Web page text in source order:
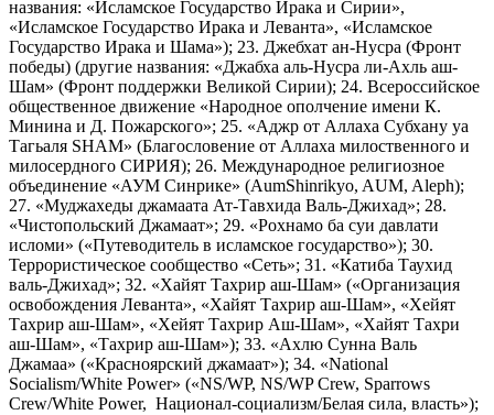
названия: «Исламское Государство Ирака и Сирии»,
«Исламское Государство Ирака и Леванта», «Исламское
Государство Ирака и Шама»); 23. Джебхат ан-Нусра (Фронт
победы) (другие названия: «Джабха аль-Нусра ли-Ахль аш-
Шам» (Фронт поддержки Великой Сирии); 24. Всероссийское
общественное движение «Народное ополчение имени К.
Минина и Д. Пожарского»; 25. «Аджр от Аллаха Субхану уа
Тагьаля SHAM» (Благословение от Аллаха милоственного и
милосердного СИРИЯ); 26. Международное религиозное
объединение «АУМ Синрике» (AumShinrikyo, AUM, Aleph);
27. «Муджахеды джамаата Ат-Тавхида Валь-Джихад»; 28.
«Чистопольский Джамаат»; 29. «Рохнамо ба суи давлати
исломи» («Путеводитель в исламское государство»); 30.
Террористическое сообщество «Сеть»; 31. «Катиба Таухид
валь-Джихад»; 32. «Хайят Тахрир аш-Шам» («Организация
освобождения Леванта», «Хайят Тахрир аш-Шам», «Хейят
Тахрир аш-Шам», «Хейят Тахрир Аш-Шам», «Хайят Тахри
аш-Шам», «Тахрир аш-Шам»); 33. «Ахлю Сунна Валь
Джамаа» («Красноярский джамаат»); 34. «National
Socialism/White Power» («NS/WP, NS/WP Crew, Sparrows
Crew/White Power, Национал-социализм/Белая сила, власть»);